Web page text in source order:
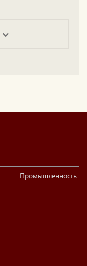
Промышленность